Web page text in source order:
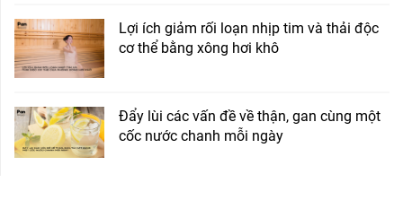
Lợi ích giảm rối loạn nhịp tim và thải độc
cơ thể bằng xông hơi khô
Đẩy lùi các vấn đề về thận, gan cùng một
cốc nước chanh mỗi ngày